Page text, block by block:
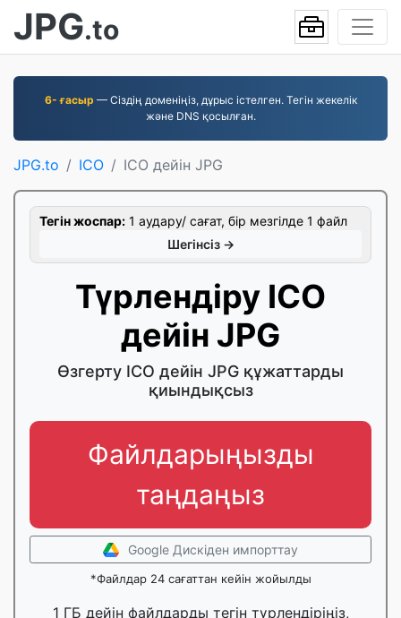
JPG.to
6- ғасыр — Сіздің доменіңіз, дұрыс істелген. Тегін жекелік
және DNS қосылған.
JPG.to ICO ICO дейін JPG
Тегін жоспар: 1 аудару/ сағат, бір мезгілде 1 файл
Шегінсіз →
Түрлендіру ICO
дейін JPG
Өзгерту ICO дейін JPG құжаттарды
қиындықсыз
Файлдарыңызды
таңдаңыз
Google Дискіден импорттау
*Файлдар 24 сағаттан кейін жойылды
1 ГБ дейін файлдарды тегін түрлендіріңіз,